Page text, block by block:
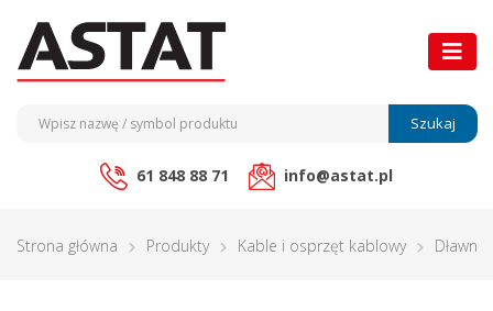
Szukaj
61 848 88 71 info@astat.pl
Strona główna Produkty Kable i osprzęt kablowy